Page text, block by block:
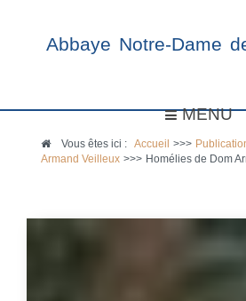
Abbaye Notre-Dame
MENU
Vous êtes ici :Accueil >>>
Armand Veilleux >>> Homélies de Dom